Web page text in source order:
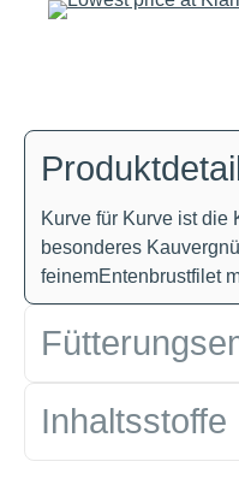
Kurve für Kurve ist die
besonderes
feinemEntenbrustfilet
Inhaltsstoffe